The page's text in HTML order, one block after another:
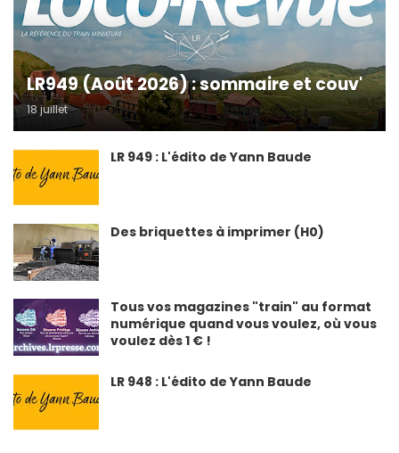
LR949 (Août 2026) : sommaire et couv'
18 juillet
LR 949 : L'édito de Yann Baude
Des briquettes à imprimer (H0)
Tous vos magazines "train" au format
numérique quand vous voulez, où vous
voulez dès 1 € !
LR 948 : L'édito de Yann Baude